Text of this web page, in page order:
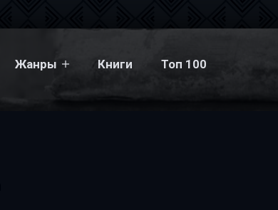
Жанры Книги Топ 100